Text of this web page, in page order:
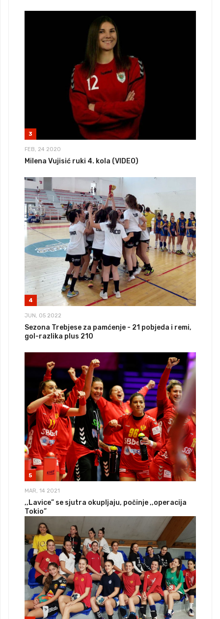
3
FEB, 24 2020
Milena Vujisić ruki 4. kola (VIDEO)
4
JUN, 05 2022
Sezona Trebjese za pamćenje - 21 pobjeda i remi,
gol-razlika plus 210
5
MAR, 14 2021
,,Lavice” se sjutra okupljaju, počinje ,,operacija
Tokio”